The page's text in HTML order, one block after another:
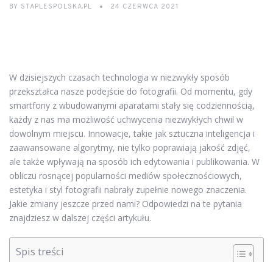
BY STAPLESPOLSKA.PL 24 CZERWCA 2021
W dzisiejszych czasach technologia w niezwykły sposób
przekształca nasze podejście do fotografii. Od momentu, gdy
smartfony z wbudowanymi aparatami stały się codziennością,
każdy z nas ma możliwość uchwycenia niezwykłych chwil w
dowolnym miejscu. Innowacje, takie jak sztuczna inteligencja i
zaawansowane algorytmy, nie tylko poprawiają jakość zdjęć,
ale także wpływają na sposób ich edytowania i publikowania. W
obliczu rosnącej popularności mediów społecznościowych,
estetyka i styl fotografii nabrały zupełnie nowego znaczenia.
Jakie zmiany jeszcze przed nami? Odpowiedzi na te pytania
znajdziesz w dalszej części artykułu.
Spis treści